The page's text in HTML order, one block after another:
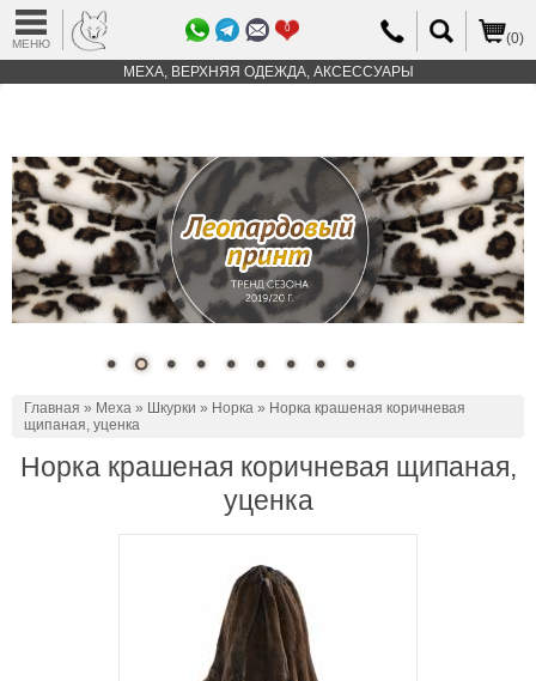
МЕНЮ
0
(0)
МЕХА, ВЕРХНЯЯ ОДЕЖДА, АКСЕССУАРЫ
Главная » Меха » Шкурки » Норка » Норка крашеная коричневая
щипаная, уценка
Норка крашеная коричневая щипаная,
уценка